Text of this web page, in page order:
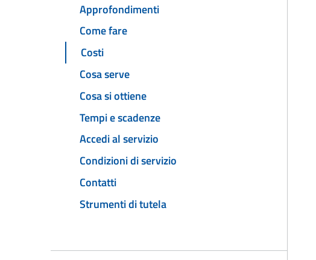
Approfondimenti
Come fare
Costi
Cosa serve
Cosa si ottiene
Tempi e scadenze
Accedi al servizio
Condizioni di servizio
Contatti
Strumenti di tutela